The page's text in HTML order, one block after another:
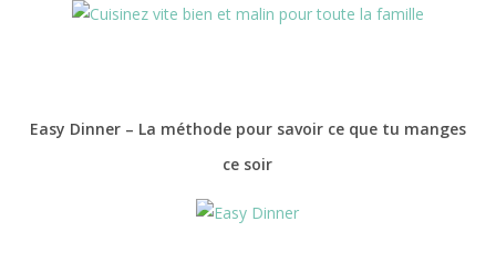
Easy Dinner – La méthode pour savoir ce que tu manges
ce soir